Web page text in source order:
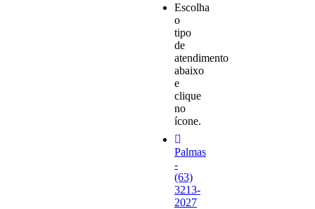
Escolha
o
tipo
de
atendimento
abaixo
e
clique
no
ícone.
Palmas
-
(63)
3213-
2027